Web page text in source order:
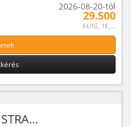
2026-08-20-tól
29.500
Ft/fő, 1F,...